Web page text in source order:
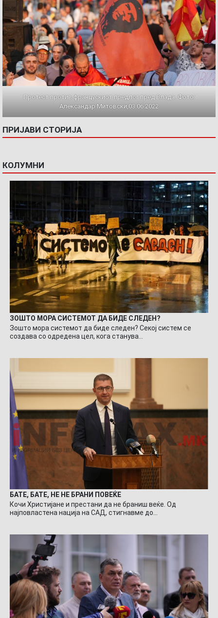
Протест против францускиот предлог пред Влада. Фото:
Александар Митовски,03.06.2022
ПРИЈАВИ СТОРИЈА
КОЛУМНИ
ЗОШТО МОРА СИСТЕМОТ ДА БИДЕ СЛЕДЕН?
Зошто мора системот да биде следен? Секој систем се
создава со одредена цел, кога станува…
БАТЕ, БАТЕ, НЕ НЕ БРАНИ ПОВЕЌЕ
Кочи Христијане и престани да не браниш веќе. Од
најповластена нација на САД, стигнавме до…